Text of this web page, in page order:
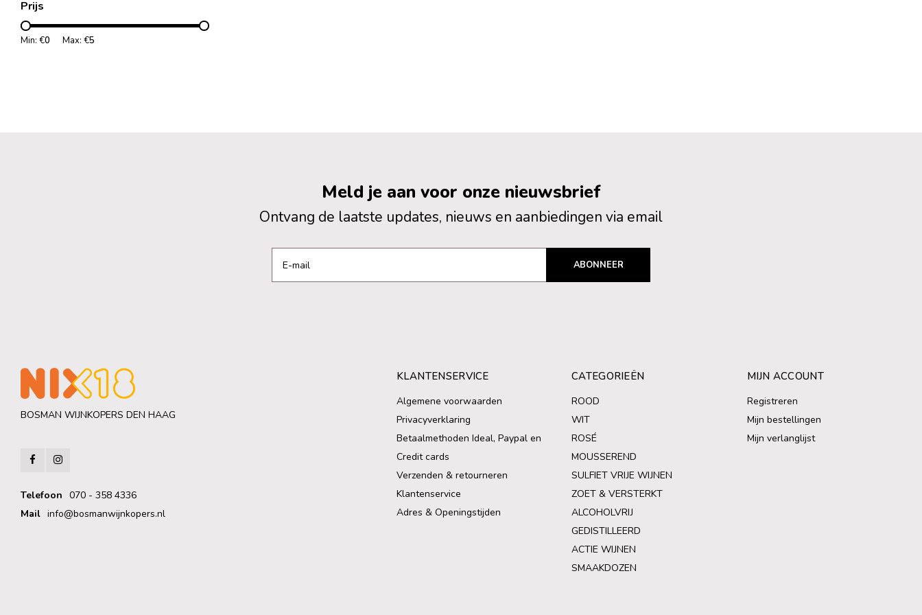
Prijs
Min: €0 Max: €5
Meld je aan voor onze nieuwsbrief
Ontvang de laatste updates, nieuws en aanbiedingen via email
ABONNEER
BOSMAN WIJNKOPERS DEN HAAG
Telefoon 070 - 358 4336
Mail info@bosmanwijnkopers.nl
KLANTENSERVICE
Algemene voorwaarden
Privacyverklaring
Betaalmethoden Ideal, Paypal en
Credit cards
Verzenden & retourneren
Klantenservice
Adres & Openingstijden
CATEGORIEËN
ROOD
WIT
ROSÉ
MOUSSEREND
SULFIET VRIJE WIJNEN
ZOET & VERSTERKT
ALCOHOLVRIJ
GEDISTILLEERD
ACTIE WIJNEN
SMAAKDOZEN
MIJN ACCOUNT
Registreren
Mijn bestellingen
Mijn verlanglijst